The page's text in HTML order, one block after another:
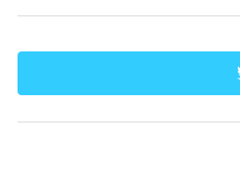
entradas